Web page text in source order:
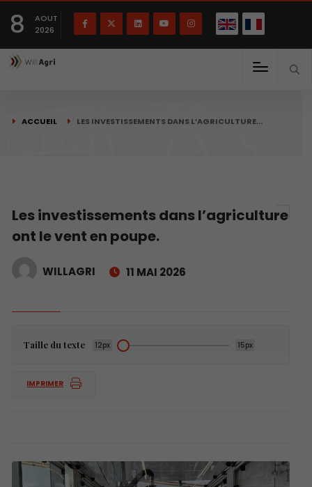
8
AOUT
2026
ACCUEIL LES INVESTISSEMENTS DANS L’AGRICULTURE…
Les investissements dans l’agriculture
ont le vent en poupe.
WILLAGRI 11 MAI 2026
Taille du texte 12px 15px
IMPRIMER
Français English(English)